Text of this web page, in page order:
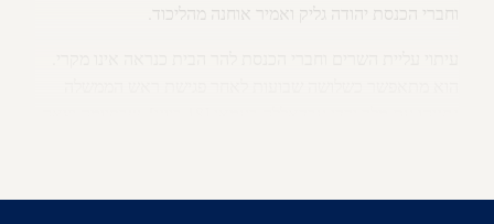
וחברי הכנסת יהודה גליק ואמיר אוחנה מהליכוד.